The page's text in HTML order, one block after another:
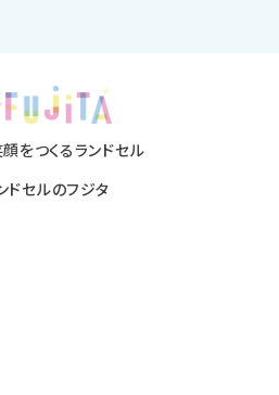
をつくるランドセル
ドセルのフジタ